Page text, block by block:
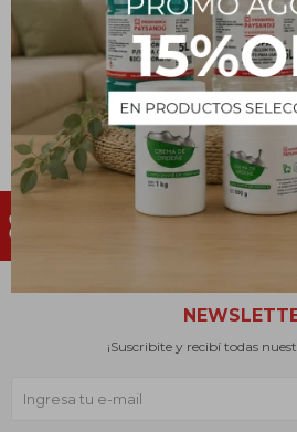
Clean 1L
$ 369
¡Suscribite y recibí todas